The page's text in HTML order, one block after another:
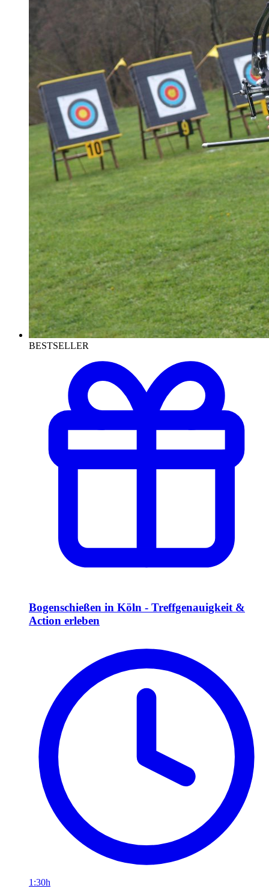
BESTSELLER
Bogenschießen in Köln - Treffgenauigkeit &
Action erleben
1:30h